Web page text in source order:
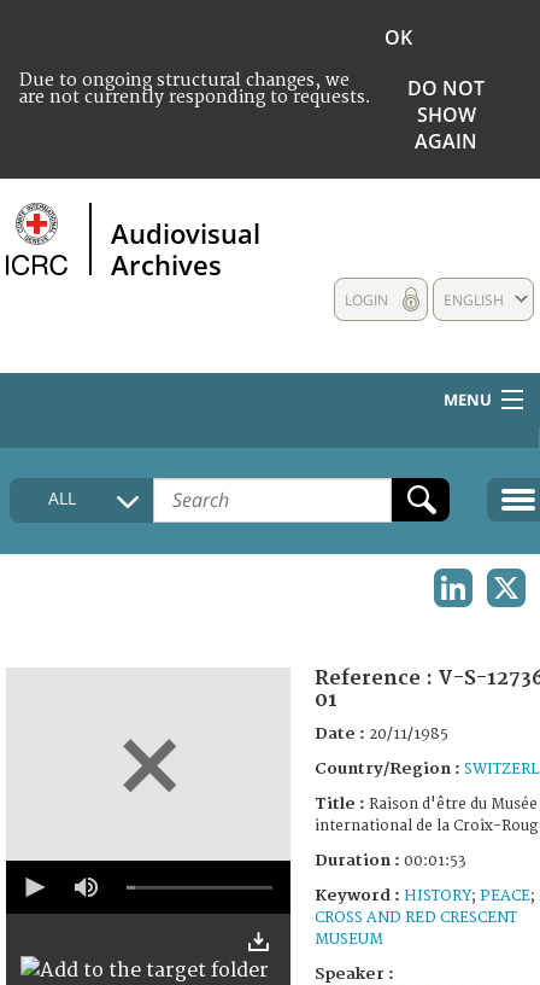
Due to ongoing structural changes, we
are not currently responding to requests.
OK
DO NOT
SHOW
AGAIN
Audiovisual
Archives
ENGLISH
LOGIN
MENU
HOME
COLLECTIONS DESCRIPTION
ALL
seconds
53
Reference : V-S-
01
Date : 20/11/1985
Country/Region :
Title : Raison d'être du Musée
international de la Croix-
Duration : 00:01:53
Keyword : HISTORY; PEACE;
CROSS AND RED CRESCENT
MUSEUM
Speaker :